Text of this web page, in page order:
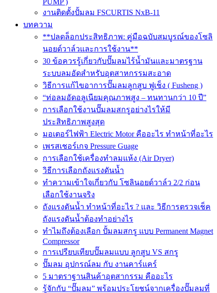
PUMP )
งานติดตั้งปั้มลม FSCURTIS NxB-11
บทความ
**ปลดล็อกประสิทธิภาพ: คู่มือฉบับสมบูรณ์ของโซลิ
นอยด์วาล์วและการใช้งาน**
30 ข้อควรรู้เกี่ยวกับปั๊มลมไร้น้ำมันและมาตรฐาน
ระบบลมอัดสำหรับอุตสาหกรรมสะอาด
วิธีการแก้ไขอาการปั๊มลมลูกสูบ ฟูเช็ง ( Fusheng )
“ท่อลมอัดอลูเนียมคุณภาพสูง – ทนทานกว่า 10 ปี”
การเลือกใช้งานปั๊มลมสกรูอย่างไรให้มี
ประสิทธิภาพสูงสุด
มอเตอร์ไฟฟ้า Electric Motor คืออะไร ทำหน้าที่อะไร
เพรสเชอร์เกจ Pressure Guage
การเลือกใช้เครื่องทำลมแห้ง (Air Dryer)
วิธีการเลือกถังแรงดันน้ำ
ทำความเข้าใจเกี่ยวกับ โซลินอยด์วาล์ว 2/2 ก่อน
เลือกใช้งานจริง
ถังแรงดันน้ำ ทำหน้าที่อะไร ? และ วิธีการตรวจเช็ค
ถังแรงดันน้ำต้องทำอย่างไร
ทำไมถึงต้องเลือก ปั้มลมสกรู แบบ Permanent Magnet
Compressor
การเปรียบเทียบปั๊มลมแบบ ลูกสูบ VS สกรู
ปั๊มลม อุปกรณ์ลม กับ งานคาร์แคร์
5 มาตราฐานสินค้าอุตสากรรม คืออะไร
รู้จักกับ “ปั๊มลม” พร้อมประโยชน์จากเครื่องปั๊มลมที่